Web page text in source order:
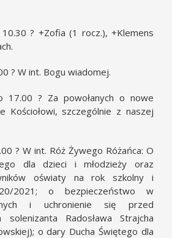
? +Zofia (1 rocz.), +Klemens
? W int. Bogu wiadomej.
17.00 ? Za powołanych o nowe
Kościołowi, szczególnie z naszej
? W int. Róż Żywego Różańca: O
dla dzieci i młodzieży oraz
oświaty na rok szkolny i
2021; o bezpieczeństwo w
i uchronienie się przed
solenizanta Radosława Strajcha
o dary Ducha Świętego dla